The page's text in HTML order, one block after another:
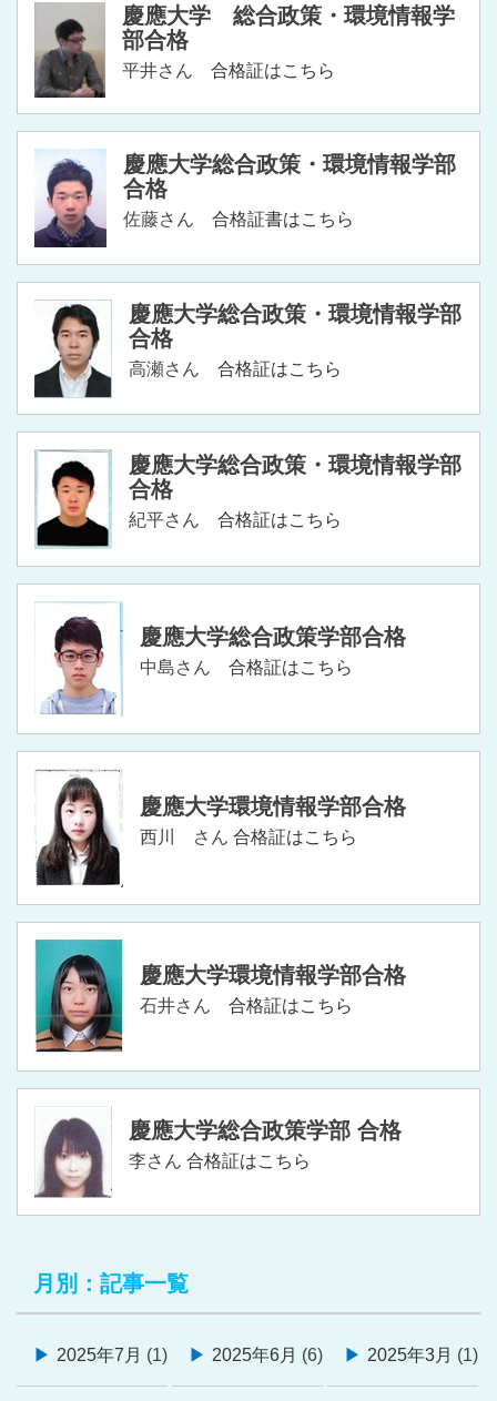
慶應大学 総合政策・環境情報学
部合格
平井さん 合格証はこちら
慶應大学総合政策・環境情報学部
合格
佐藤さん 合格証書はこちら
慶應大学総合政策・環境情報学部
合格
高瀬さん 合格証はこちら
慶應大学総合政策・環境情報学部
合格
紀平さん 合格証はこちら
慶應大学総合政策学部合格
中島さん 合格証はこちら
慶應大学環境情報学部合格
西川 さん 合格証はこちら
慶應大学環境情報学部合格
石井さん 合格証はこちら
慶應大学総合政策学部 合格
李さん 合格証はこちら
月別：記事一覧
2025年7月 (1) 2025年6月 (6) 2025年3月 (1)